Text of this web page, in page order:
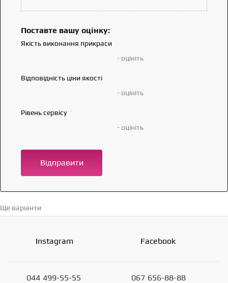
Поставте вашу оцінку:
Якість виконання прикраси
- оцініть
Відповідність ціни якості
- оцініть
Рівень сервісу
- оцініть
Відправити
Ще варіанти
Instagram Facebook
044 499-55-55
067 656-88-88